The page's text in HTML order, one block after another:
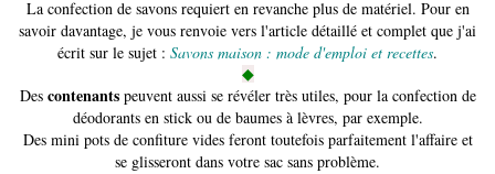
La confection de savons requiert en revanche plus de matériel. Pour en
savoir davantage, je vous renvoie vers l'article détaillé et complet que j'ai
écrit sur le sujet : Savons maison : mode d'emploi et recettes.
◆
Des contenantspeuvent aussi se révéler très utiles, pour la confection de
déodorants en stick ou de baumes à lèvres, par exemple.
Des mini pots de confiture vides feront toutefois parfaitement l'affaire et
se glisseront dans votre sac sans problème.